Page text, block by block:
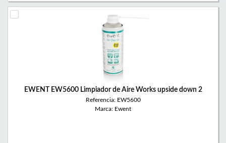
EWENT EW5600 Limpiador de Aire Works upside down 2
Referencia: EW5600
Marca: Ewent